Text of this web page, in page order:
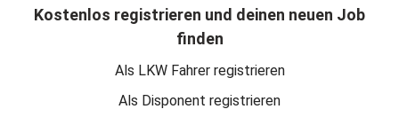
Kostenlos registrieren und deinen neuen Job
finden
Als LKW Fahrer registrieren
Als Disponent registrieren